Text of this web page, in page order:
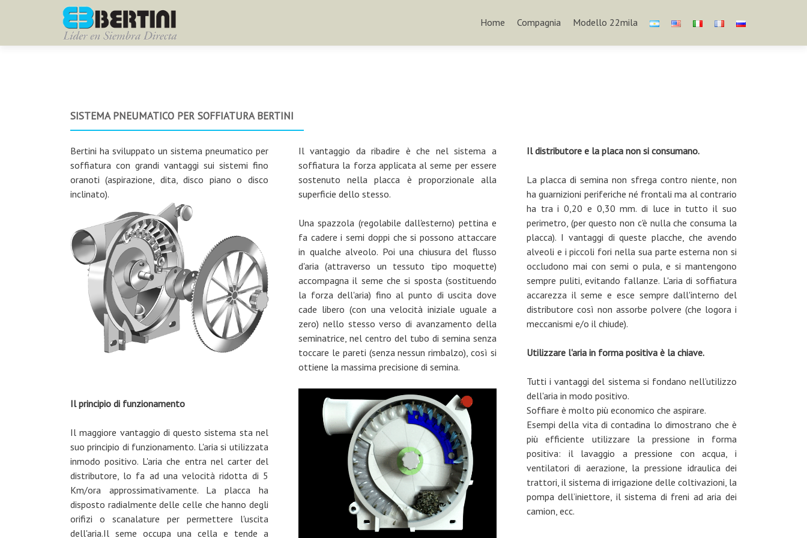
Home Compagnia Modello 22mila
SISTEMA PNEUMATICO PER SOFFIATURA BERTINI
Bertini ha sviluppato un sistema pneumatico per
soffiatura con grandi vantaggi sui sistemi fino
oranoti (aspirazione, dita, disco piano o disco
inclinato).
Il principio di funzionamento
Il maggiore vantaggio di questo sistema sta nel
suo principio di funzionamento. L'aria si utilizzata
inmodo positivo. L'aria che entra nel carter del
distributore, lo fa ad una velocità ridotta di 5
Km/ora approssimativamente. La placca ha
disposto radialmente delle celle che hanno degli
orifizi o scanalature per permettere l'uscita
dell'aria.Il seme occupa una cella e tende a
Il vantaggio da ribadire è che nel sistema a
soffiatura la forza applicata al seme per essere
sostenuto nella placca è proporzionale alla
superficie dello stesso.
Una spazzola (regolabile dall'esterno) pettina e
fa cadere i semi doppi che si possono attaccare
in qualche alveolo. Poi una chiusura del flusso
d'aria (attraverso un tessuto tipo moquette)
accompagna il seme che si sposta (sostituendo
la forza dell'aria) fino al punto di uscita dove
cade libero (con una velocità iniziale uguale a
zero) nello stesso verso di avanzamento della
seminatrice, nel centro del tubo di semina senza
toccare le pareti (senza nessun rimbalzo), così si
ottiene la massima precisione di semina.
Il distributore e la placa non si consumano.
La placca di semina non sfrega contro niente, non
ha guarnizioni periferiche né frontali ma al contrario
ha tra i 0,20 e 0,30 mm. di luce in tutto il suo
perimetro, (per questo non c'è nulla che consuma la
placca). I vantaggi di queste placche, che avendo
alveoli e i piccoli fori nella sua parte esterna non si
occludono mai con semi o pula, e si mantengono
sempre puliti, evitando fallanze. L'aria di soffiatura
accarezza il seme e esce sempre dall'interno del
distributore così non assorbe polvere (che logora i
meccanismi e/o il chiude).
Utilizzare l'aria in forma positiva è la chiave.
Tutti i vantaggi del sistema si fondano nell’utilizzo
dell'aria in modo positivo.
Soffiare è molto più economico che aspirare.
Esempi della vita di contadina lo dimostrano che è
più efficiente utilizzare la pressione in forma
positiva: il lavaggio a pressione con acqua, i
ventilatori di aerazione, la pressione idraulica dei
trattori, il sistema di irrigazione delle coltivazioni, la
pompa dell’iniettore, il sistema di freni ad aria dei
camion, ecc.